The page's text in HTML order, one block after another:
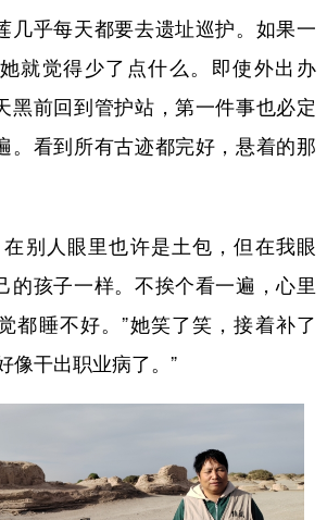
乎每天都要去遗址巡护。如果一
就觉得少了点什么。即使外出办
黑前回到管护站，第一件事也必定
。看到所有古迹都完好，悬着的那
别人眼里也许是土包，但在我眼
的孩子一样。不挨个看一遍，心里
都睡不好。”她笑了笑，接着补了
像干出职业病了。”